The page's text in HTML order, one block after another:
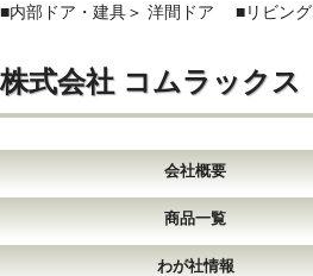
■内部ドア・建具＞ 洋間ドア ■リビング
株式会社 コムラックス
会社概要
商品一覧
わが社情報